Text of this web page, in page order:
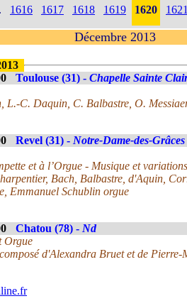
1616 1617 1618 1619 1620
Décembre 2013
Toulouse (31) - Chapelle Sainte
L.-C. Daquin, C. Balbastre, O.
Revel (31) - Notre-Dame-des-Grâces
et à l’Orgue - Musique et
Bach, Balbastre, d'Aquin,
Emmanuel Schublin orgue
Chatou (78) - Nd
Orgue
d'Alexandra Bruet et de Pierre-